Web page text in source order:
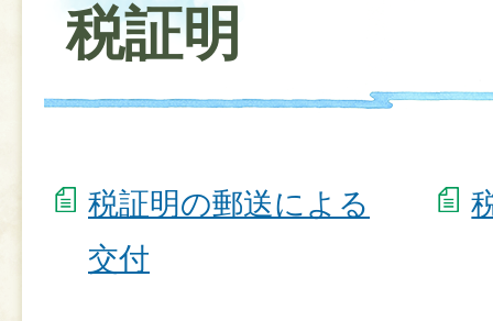
税証明
税証明の郵送による
交付